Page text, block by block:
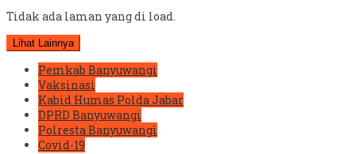
Tidak ada laman yang di load.
Lihat Lainnya
Pemkab Banyuwangi
Vaksinasi
Kabid Humas Polda Jabar
DPRD Banyuwangi
Polresta Banyuwangi
Covid-19